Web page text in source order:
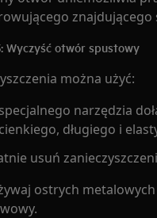
znajdującego
Wyczyść otwór spustowy
można użyć:
specjalnego narzędzia
cienkiego, długiego i
usuń
ostrych